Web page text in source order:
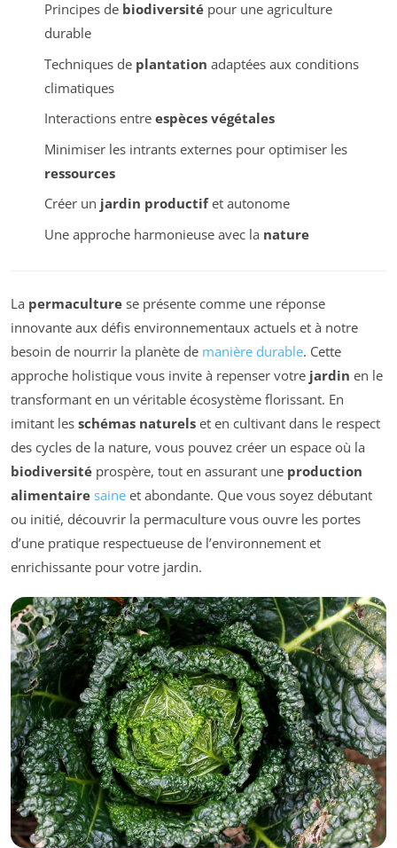
Principes de biodiversitépour une agriculture
durable
Techniques de plantation adaptées aux conditions
climatiques
Interactions entre espèces végétales
Minimiser les intrants externes pour optimiser les
ressources
Créer un jardin productifet autonome
Une approche harmonieuse avec la nature
La permaculture se présente comme une réponse
innovante aux défis environnementaux actuels et à notre
besoin de nourrir la planète de manière durable. Cette
approche holistique vous invite à repenser votre jardin en le
transformant en un véritable écosystème florissant. En
imitant les schémas naturels et en cultivant dans le respect
des cycles de la nature, vous pouvez créer un espace où la
biodiversité prospère, tout en assurant une production
alimentaire saine et abondante. Que vous soyez débutant
ou initié, découvrir la permaculture vous ouvre les portes
d’une pratique respectueuse de l’environnement et
enrichissante pour votre jardin.